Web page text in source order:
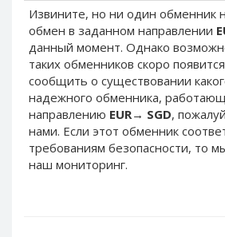
Извините, но ни один обменник
обмен в заданном направлении
данный момент. Однако
таких обменников скоро
сообщить о существовании
надежного обменника,
направлению EUR→ SGD,
нами. Если этот обменник
требованиям безопасности, то
наш мониторинг.
PayPal SEK
PayPal CHF
PayPal MYR
Webmoney WMZ
Webmoney WMR
Webmoney WME
Webmoney WMU
Webmoney WMK